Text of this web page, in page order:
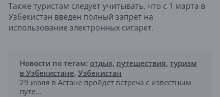
Также туристам следует учитывать, что с 1 марта в
Узбекистан введен полный запрет на
использование электронных сигарет.
Новости по тегам: отдых, путешествия, туризм
в Узбекистане, Узбекистан
29 июля в Астане пройдет встреча с известным
путе...